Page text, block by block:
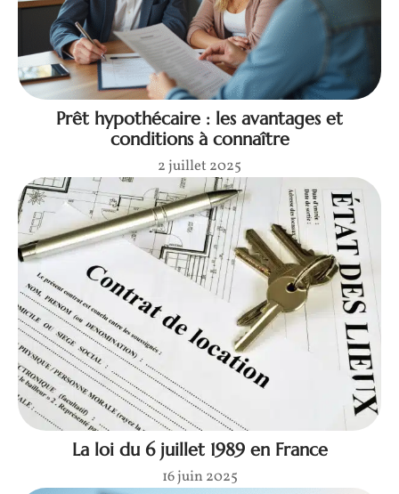
Prêt hypothécaire : les avantages et
conditions à connaître
2 juillet 2025
La loi du 6 juillet 1989 en France
16 juin 2025